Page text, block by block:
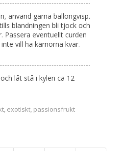
använd gärna ballongvisp.
blandningen bli tjock och
Passera eventuellt curden
vill ha kärnorna kvar.
låt stå i kylen ca 12
, exotiskt, passionsfrukt